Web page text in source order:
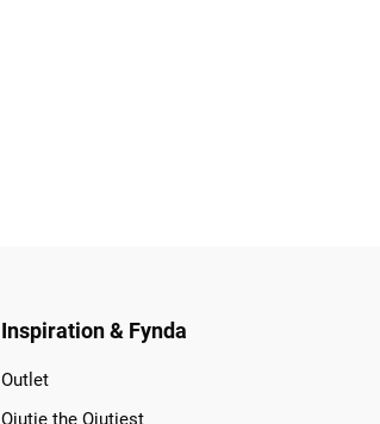
Inspiration & Fynda
Outlet
Qjutie the Qjutiest